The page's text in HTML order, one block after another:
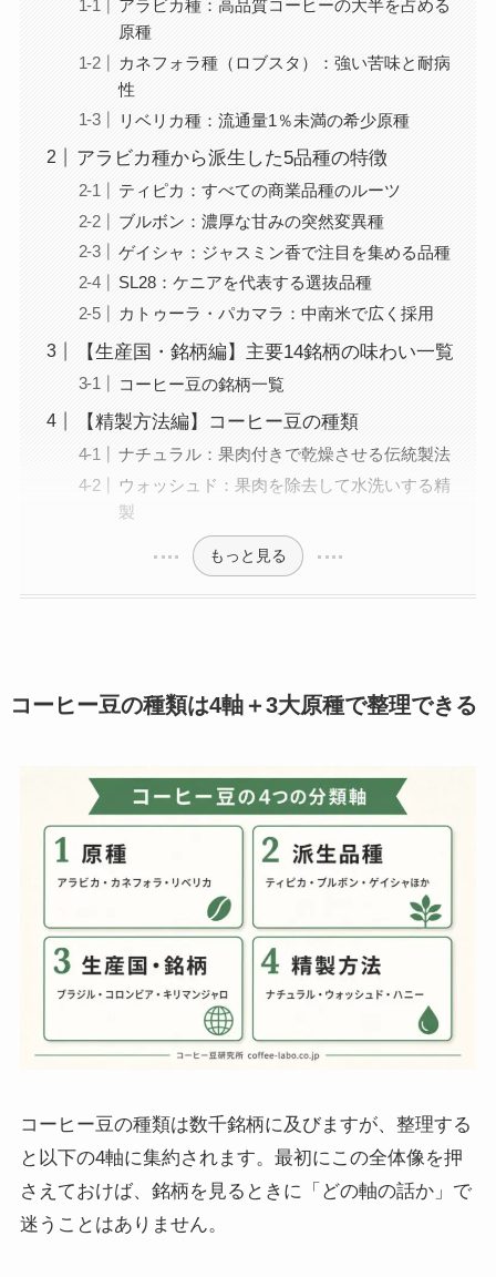
アラビカ種：高品質コーヒーの大半を占める
原種
カネフォラ種（ロブスタ）：強い苦味と耐病
性
リベリカ種：流通量1％未満の希少原種
アラビカ種から派生した5品種の特徴
ティピカ：すべての商業品種のルーツ
ブルボン：濃厚な甘みの突然変異種
ゲイシャ：ジャスミン香で注目を集める品種
SL28：ケニアを代表する選抜品種
カトゥーラ・パカマラ：中南米で広く採用
【生産国・銘柄編】主要14銘柄の味わい一覧
コーヒー豆の銘柄一覧
【精製方法編】コーヒー豆の種類
ナチュラル：果肉付きで乾燥させる伝統製法
ウォッシュド：果肉を除去して水洗いする精
製
もっと見る
コーヒー豆の種類は4軸＋3大原種で整理できる
コーヒー豆の種類は数千銘柄に及びますが、整理する
と以下の4軸に集約されます。最初にこの全体像を押
さえておけば、銘柄を見るときに「どの軸の話か」で
迷うことはありません。